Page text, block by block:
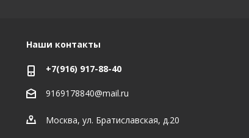
Наши контакты
+7(916) 917-88-40
9169178840@mail.ru
Москва, ул. Братиславская, д.20